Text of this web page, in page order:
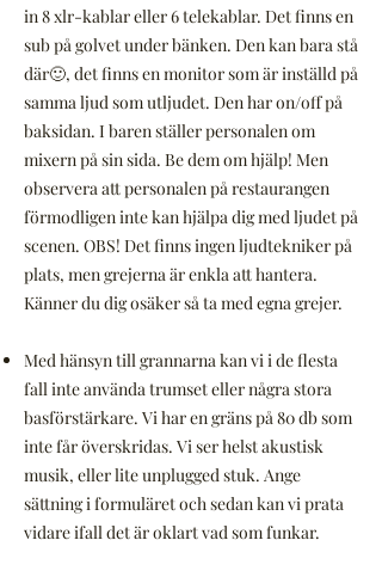
in 8 xlr-kablar eller 6 telekablar. Det finns en
sub på golvet under bänken. Den kan bara stå
där🙂, det finns en monitor som är inställd på
samma ljud som utljudet. Den har on/off på
baksidan. I baren ställer personalen om
mixern på sin sida. Be dem om hjälp! Men
observera att personalen på restaurangen
förmodligen inte kan hjälpa dig med ljudet på
scenen. OBS! Det finns ingen ljudtekniker på
plats, men grejerna är enkla att hantera.
Känner du dig osäker så ta med egna grejer.
Med hänsyn till grannarna kan vi i de flesta
fall inte använda trumset eller några stora
basförstärkare. Vi har en gräns på 80 db som
inte får överskridas. Vi ser helst akustisk
musik, eller lite unplugged stuk. Ange
sättning i formuläret och sedan kan vi prata
vidare ifall det är oklart vad som funkar.